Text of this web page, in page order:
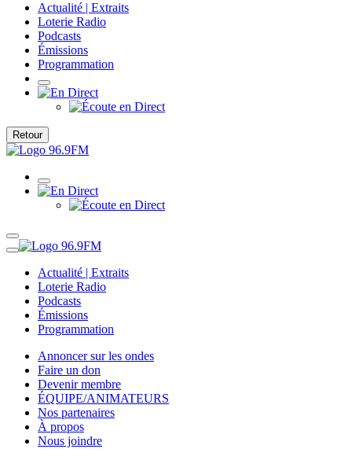
Actualité | Extraits
Loterie Radio
Podcasts
Émissions
Programmation
Retour
Actualité | Extraits
Loterie Radio
Podcasts
Émissions
Programmation
Annoncer sur les ondes
Faire un don
Devenir membre
ÉQUIPE/ANIMATEURS
Nos partenaires
À propos
Nous joindre